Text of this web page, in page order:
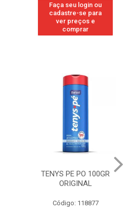
Faça seu login ou
cadastre-se para
ver preços e
comprar
TENYS PE PO 100GR
ORIGINAL
Código: 118877